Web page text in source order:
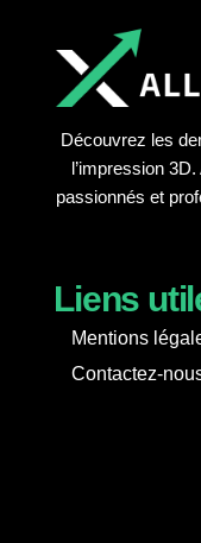
Découvrez les
l’impression
passionnés et
Liens
Mentions
Contactez-